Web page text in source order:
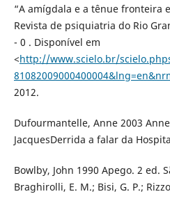
“A amígdala e a tênue fronteira
Revista de psiquiatria do Rio
- 0 . Disponível em
<http://www.scielo.br/
2012.
Dufourmantelle, Anne 2003
JacquesDerrida a falar da
Bowlby, John 1990 Apego. 2 ed.
Braghirolli, E. M.; Bisi, G. P.;